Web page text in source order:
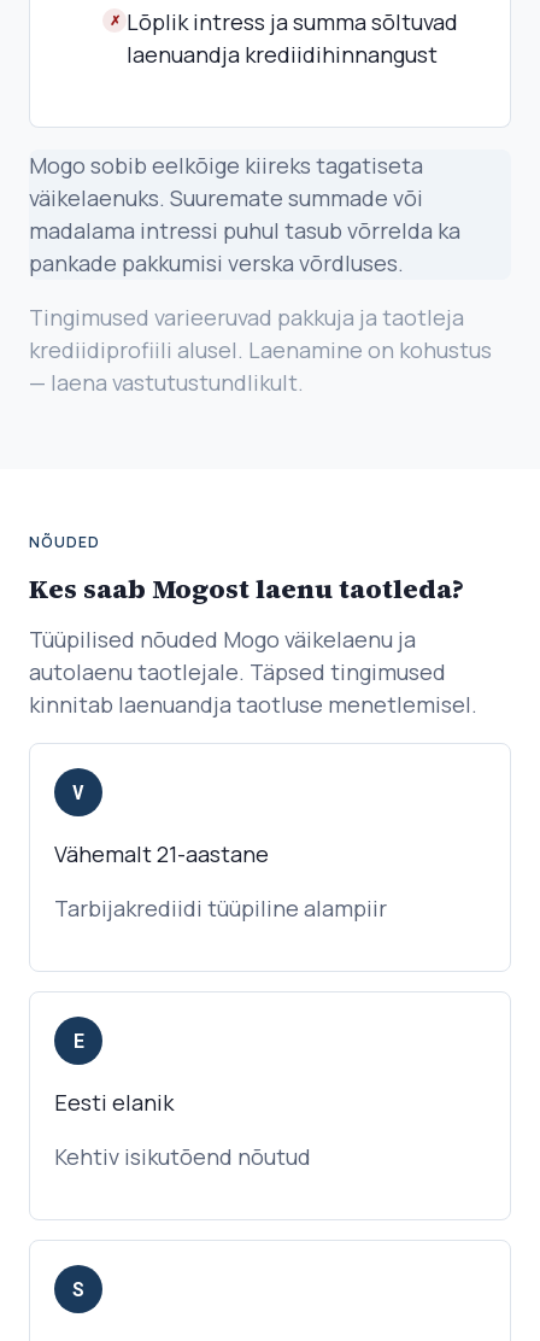
✗ Lõplik intress ja summa sõltuvad
laenuandja krediidihinnangust
Mogo sobib eelkõige kiireks tagatiseta
väikelaenuks. Suuremate summade või
madalama intressi puhul tasub võrrelda ka
pankade pakkumisi verska võrdluses.
Tingimused varieeruvad pakkuja ja taotleja
krediidiprofiili alusel. Laenamine on kohustus
— laena vastutustundlikult.
NÕUDED
Kes saab Mogost laenu taotleda?
Tüüpilised nõuded Mogo väikelaenu ja
autolaenu taotlejale. Täpsed tingimused
kinnitab laenuandja taotluse menetlemisel.
V
Vähemalt 21-aastane
Tarbijakrediidi tüüpiline alampiir
E
Eesti elanik
Kehtiv isikutõend nõutud
S